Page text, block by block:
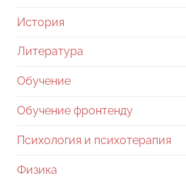
История
Литература
Обучение
Обучение фронтенду
Психология и психотерапия
Физика